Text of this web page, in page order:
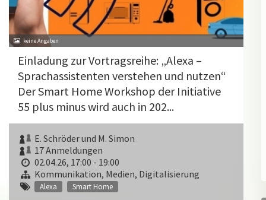
Einladung zur Vortragsreihe: „Alexa –
Sprachassistenten verstehen und nutzen“
Der Smart Home Workshop der Initiative
55 plus minus wird auch in 202...
E. Schröder und M. Simon
17 Anmeldungen
02.04.26, 17:00 - 19:00
Kommunikation, Medien, Digitalisierung
Alexa Smart Home